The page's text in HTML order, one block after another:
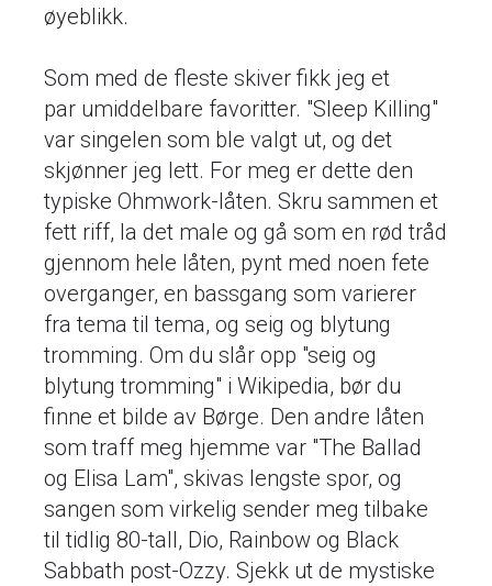
øyeblikk.
Som med de fleste skiver fikk jeg et
par umiddelbare favoritter. "Sleep Killing"
var singelen som ble valgt ut, og det
skjønner jeg lett. For meg er dette den
typiske Ohmwork-låten. Skru sammen et
fett riff, la det male og gå som en rød tråd
gjennom hele låten, pynt med noen fete
overganger, en bassgang som varierer
fra tema til tema, og seig og blytung
tromming. Om du slår opp "seig og
blytung tromming" i Wikipedia, bør du
finne et bilde av Børge. Den andre låten
som traff meg hjemme var "The Ballad
og Elisa Lam", skivas lengste spor, og
sangen som virkelig sender meg tilbake
til tidlig 80-tall, Dio, Rainbow og Black
Sabbath post-Ozzy. Sjekk ut de mystiske